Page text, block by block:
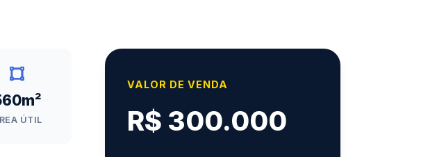
ÚTIL
VALOR DE VENDA
R$ 300.000